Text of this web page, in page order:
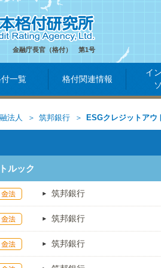
金融庁長官（格付） 第1号
一覧 格付関連情報
イ
法人 筑邦銀行 ESGクレジットアウ
ルック
筑邦銀行
筑邦銀行
筑邦銀行